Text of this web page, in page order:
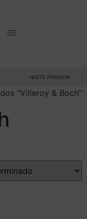
HAZTE PREMIUM
“Villeroy & Boch”